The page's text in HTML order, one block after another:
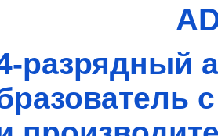
разрядный